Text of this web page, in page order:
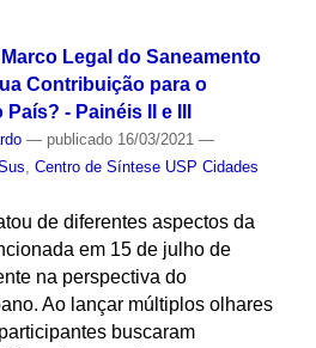
Legal do Saneamento
Contribuição para o
- Painéis II e III
— publicado16/03/2021 —
, Centro de Síntese USP Cidades
de diferentes aspectos da
em 15 de julho de
na perspectiva do
Ao lançar múltiplos olhares
buscaram